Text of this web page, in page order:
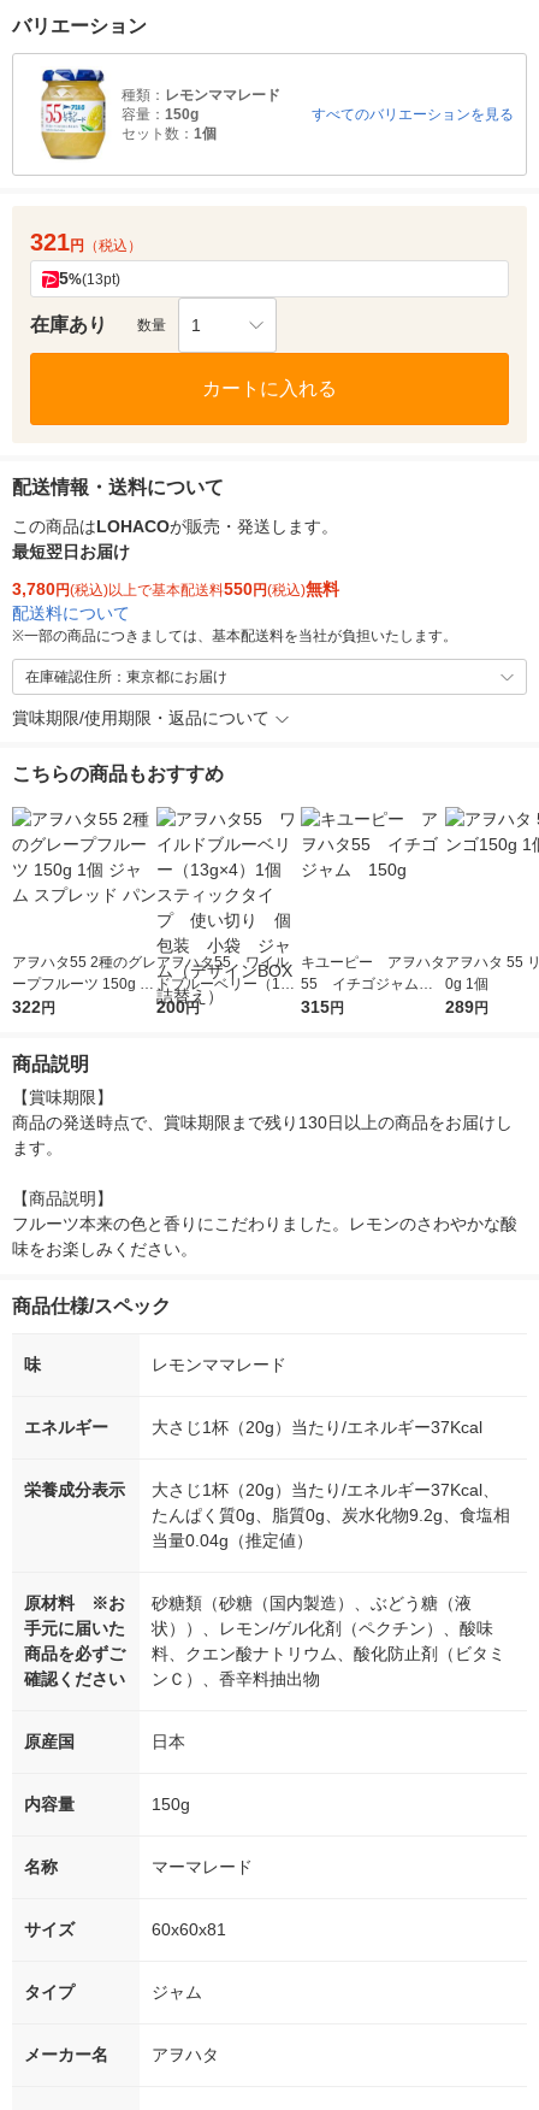
バリエーション
種類： レモンママレード
容量： 150g
セット数： 1個
すべてのバリエーションを見る
321円 （税込）
5%(13pt)
在庫あり 数量 1
カートに入れる
配送情報・送料について
この商品はLOHACOが販売・発送します。
最短翌日お届け
3,780円(税込)以上で基本配送料550円(税込)無料
配送料について
※一部の商品につきましては、基本配送料を当社が負担いたします。
在庫確認住所：東京都にお届け
賞味期限/使用期限・返品について
こちらの商品もおすすめ
アヲハタ55 2種のグレ
ープフルーツ 150g 1
個 ジャム スプレッド
322円
アヲハタ55 ワイル
ドブルーベリー（13g
×4）1個 スティックタ
200円
キユーピー アヲハタ
55 イチゴジャム 1
50g
315円
アヲハタ 55
0g 1個
289円
商品説明
【賞味期限】
商品の発送時点で、賞味期限まで残り130日以上の商品をお届けし
ます。
【商品説明】
フルーツ本来の色と香りにこだわりました。レモンのさわやかな酸
味をお楽しみください。
商品仕様/スペック
味 レモンママレード
エネルギー 大さじ1杯（20g）当たり/エネルギー37Kcal
栄養成分表示
大さじ1杯（20g）当たり/エネルギー37Kcal、
たんぱく質0g、脂質0g、炭水化物9.2g、食塩相
当量0.04g（推定値）
原材料 ※お
手元に届いた
商品を必ずご
確認ください
砂糖類（砂糖（国内製造）、ぶどう糖（液
状））、レモン/ゲル化剤（ペクチン）、酸味
料、クエン酸ナトリウム、酸化防止剤（ビタミ
ンＣ）、香辛料抽出物
原産国 日本
内容量 150g
名称 マーマレード
サイズ 60x60x81
タイプ ジャム
メーカー名 アヲハタ